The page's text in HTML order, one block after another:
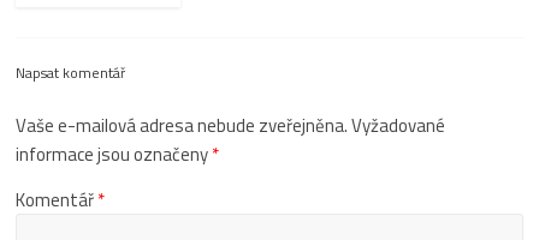
Napsat komentář
Vaše e-mailová adresa nebude zveřejněna.Vyžadované
informace jsou označeny*
Komentář*